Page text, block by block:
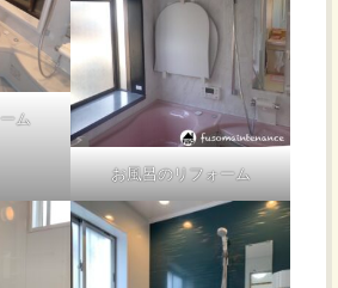
ム
お風呂のリフォーム